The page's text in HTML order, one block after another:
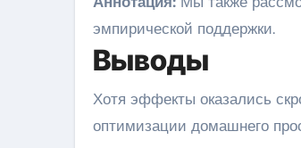
эмпирической поддержки.
Выводы
Хотя эффекты оказались
оптимизации домашнего